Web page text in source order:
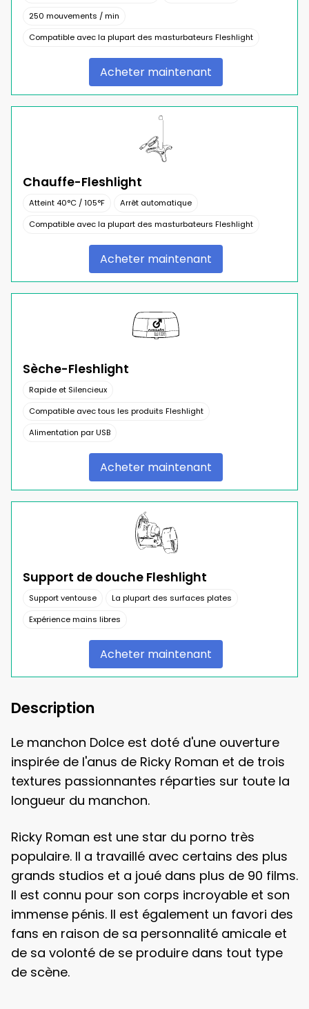
250 mouvements / min
Compatible avec la plupart des masturbateurs Fleshlight
Acheter maintenant
Chauffe-Fleshlight
Atteint 40°C / 105°F
Arrêt automatique
Compatible avec la plupart des masturbateurs Fleshlight
Acheter maintenant
Sèche-Fleshlight
Rapide et Silencieux
Compatible avec tous les produits Fleshlight
Alimentation par USB
Acheter maintenant
Support de douche Fleshlight
Support ventouse
La plupart des surfaces plates
Expérience mains libres
Acheter maintenant
Description
Le manchon Dolce est doté d'une ouverture
inspirée de l'anus de Ricky Roman et de trois
textures passionnantes réparties sur toute la
longueur du manchon.
Ricky Roman est une star du porno très
populaire. Il a travaillé avec certains des plus
grands studios et a joué dans plus de 90 films.
Il est connu pour son corps incroyable et son
immense pénis. Il est également un favori des
fans en raison de sa personnalité amicale et
de sa volonté de se produire dans tout type
de scène.